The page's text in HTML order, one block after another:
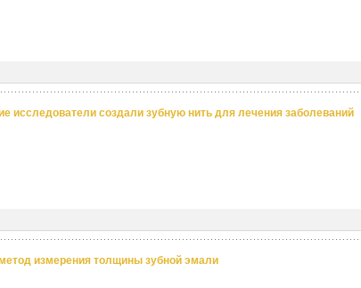
исследователи создали зубную нить для лечения заболеваний
измерения толщины зубной эмали